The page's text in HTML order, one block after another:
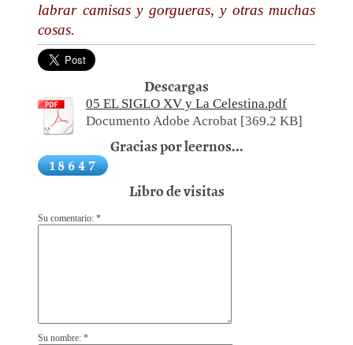
labrar camisas y gorgueras, y otras muchas
cosas.
Descargas
05 EL SIGLO XV y La Celestina.pdf
Documento Adobe Acrobat [369.2 KB]
Gracias por leernos...
Libro de visitas
Su comentario: *
Su nombre: *